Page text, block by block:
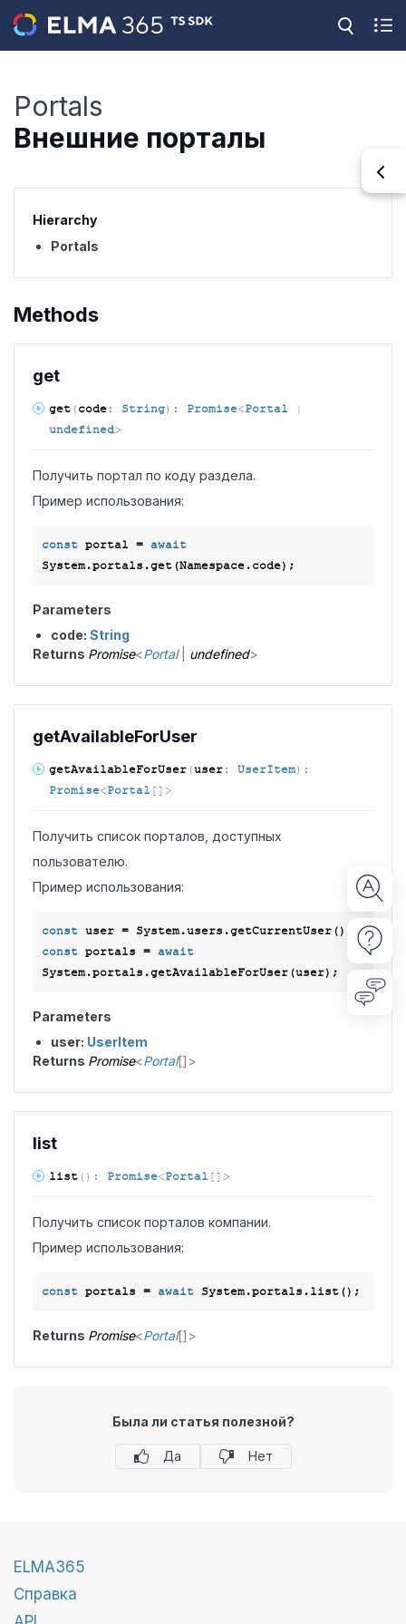
Portals
Внешние порталы
Hierarchy
Portals
Methods
get
get (code: String) : Promise<Portal |
undefined>
Получить портал по коду раздела.
Пример использования:
const portal = await
Parameters
code: String
Returns Promise<Portal| undefined>
getAvailableForUser
getAvailableForUser (user: UserItem) :
Promise<Portal [] >
Получить список порталов, доступных
пользователю.
Пример использования:
const
const portals = await
Parameters
user: UserItem
Returns Promise<Portal[] >
list
list ( ) : Promise<Portal [] >
Получить список порталов компании.
Пример использования:
const portals = await
Returns Promise<Portal[] >
Была ли статья полезной?
Да Нет
ELMA365
Справка